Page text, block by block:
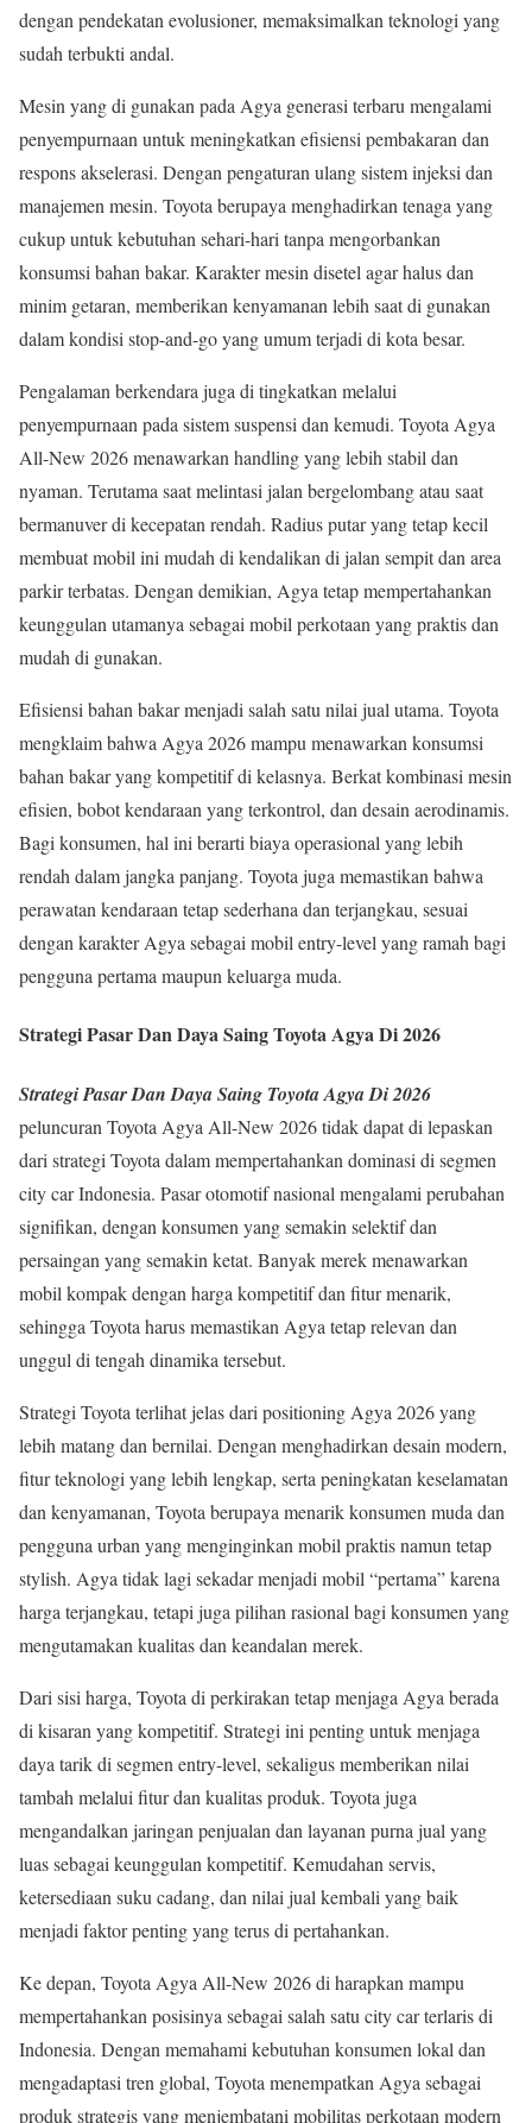
dengan pendekatan evolusioner, memaksimalkan teknologi yang
sudah terbukti andal.
Mesin yang di gunakan pada Agya generasi terbaru mengalami
penyempurnaan untuk meningkatkan efisiensi pembakaran dan
respons akselerasi. Dengan pengaturan ulang sistem injeksi dan
manajemen mesin. Toyota berupaya menghadirkan tenaga yang
cukup untuk kebutuhan sehari-hari tanpa mengorbankan
konsumsi bahan bakar. Karakter mesin disetel agar halus dan
minim getaran, memberikan kenyamanan lebih saat di gunakan
dalam kondisi stop-and-go yang umum terjadi di kota besar.
Pengalaman berkendara juga di tingkatkan melalui
penyempurnaan pada sistem suspensi dan kemudi. Toyota Agya
All-New 2026 menawarkan handling yang lebih stabil dan
nyaman. Terutama saat melintasi jalan bergelombang atau saat
bermanuver di kecepatan rendah. Radius putar yang tetap kecil
membuat mobil ini mudah di kendalikan di jalan sempit dan area
parkir terbatas. Dengan demikian, Agya tetap mempertahankan
keunggulan utamanya sebagai mobil perkotaan yang praktis dan
mudah di gunakan.
Efisiensi bahan bakar menjadi salah satu nilai jual utama. Toyota
mengklaim bahwa Agya 2026 mampu menawarkan konsumsi
bahan bakar yang kompetitif di kelasnya. Berkat kombinasi mesin
efisien, bobot kendaraan yang terkontrol, dan desain aerodinamis.
Bagi konsumen, hal ini berarti biaya operasional yang lebih
rendah dalam jangka panjang. Toyota juga memastikan bahwa
perawatan kendaraan tetap sederhana dan terjangkau, sesuai
dengan karakter Agya sebagai mobil entry-level yang ramah bagi
pengguna pertama maupun keluarga muda.
Strategi Pasar Dan Daya Saing Toyota Agya Di 2026
Strategi Pasar Dan Daya Saing Toyota Agya Di 2026
peluncuran Toyota Agya All-New 2026 tidak dapat di lepaskan
dari strategi Toyota dalam mempertahankan dominasi di segmen
city car Indonesia. Pasar otomotif nasional mengalami perubahan
signifikan, dengan konsumen yang semakin selektif dan
persaingan yang semakin ketat. Banyak merek menawarkan
mobil kompak dengan harga kompetitif dan fitur menarik,
sehingga Toyota harus memastikan Agya tetap relevan dan
unggul di tengah dinamika tersebut.
Strategi Toyota terlihat jelas dari positioning Agya 2026 yang
lebih matang dan bernilai. Dengan menghadirkan desain modern,
fitur teknologi yang lebih lengkap, serta peningkatan keselamatan
dan kenyamanan, Toyota berupaya menarik konsumen muda dan
pengguna urban yang menginginkan mobil praktis namun tetap
stylish. Agya tidak lagi sekadar menjadi mobil “pertama” karena
harga terjangkau, tetapi juga pilihan rasional bagi konsumen yang
mengutamakan kualitas dan keandalan merek.
Dari sisi harga, Toyota di perkirakan tetap menjaga Agya berada
di kisaran yang kompetitif. Strategi ini penting untuk menjaga
daya tarik di segmen entry-level, sekaligus memberikan nilai
tambah melalui fitur dan kualitas produk. Toyota juga
mengandalkan jaringan penjualan dan layanan purna jual yang
luas sebagai keunggulan kompetitif. Kemudahan servis,
ketersediaan suku cadang, dan nilai jual kembali yang baik
menjadi faktor penting yang terus di pertahankan.
Ke depan, Toyota Agya All-New 2026 di harapkan mampu
mempertahankan posisinya sebagai salah satu city car terlaris di
Indonesia. Dengan memahami kebutuhan konsumen lokal dan
mengadaptasi tren global, Toyota menempatkan Agya sebagai
produk strategis yang menjembatani mobilitas perkotaan modern